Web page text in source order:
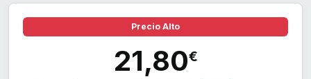
Precio Alto
21,80€